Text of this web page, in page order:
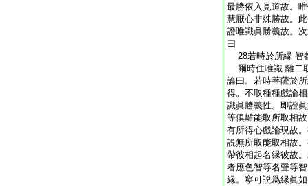
最勝依入見道故。
慧厭心非殊勝故。
證唯識眞勝義故。
曰
28若時於所縁 智
爾時住唯識 離二
論曰。若時菩薩於
得。不取種種戲論
識眞勝義性。即證
等倶離能取所取相
有所得心戲論現故
説無所取能取相故
帶彼相起名縁彼故
者應色智等名聲等
縁。寧可説爲縁眞